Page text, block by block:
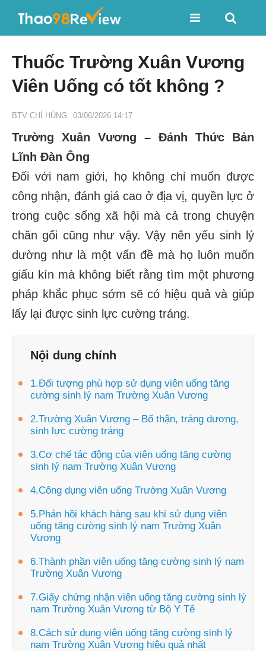
Thuốc Trường Xuân Vương
Viên Uống có tốt không ?
BTV CHÍ HÙNG 03/06/2026 14:17
Trường Xuân Vương – Đánh Thức Bản
Lĩnh Đàn Ông
Đối với nam giới, họ không chỉ muốn được
công nhận, đánh giá cao ở địa vị, quyền lực ở
trong cuộc sống xã hội mà cả trong chuyện
chăn gối cũng như vậy. Vậy nên yếu sinh lý
dường như là một vấn đề mà họ luôn muốn
giấu kín mà không biết rằng tìm một phương
pháp khắc phục sớm sẽ có hiệu quả và giúp
lấy lại được sinh lực cường tráng.
Nội dung chính
1.Đối tượng phù hợp sử dụng viên uống tăng
cường sinh lý nam Trường Xuân Vương
2.Trường Xuân Vương – Bổ thận, tráng dương,
sinh lực cường tráng
3.Cơ chế tác động của viên uống tăng cường
sinh lý nam Trường Xuân Vương
4.Công dụng viên uống Trường Xuân Vương
5.Phản hồi khách hàng sau khi sử dụng viên
uống tăng cường sinh lý nam Trường Xuân
Vương
6.Thành phần viên uống tăng cường sinh lý nam
Trường Xuân Vương
7.Giấy chứng nhận viên uống tăng cường sinh lý
nam Trường Xuân Vương từ Bộ Y Tế
8.Cách sử dụng viên uống tăng cường sinh lý
nam Trường Xuân Vương hiệu quả nhất